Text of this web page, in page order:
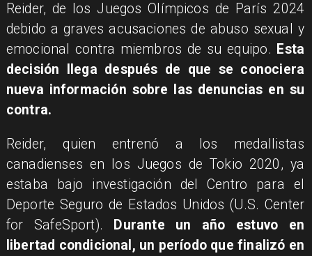
Reider, de los Juegos Olímpicos de París 2024
debido a graves acusaciones de abuso sexual y
emocional contra miembros de su equipo. Esta
decisión llega después de que se conociera
nueva información sobre las denuncias en su
contra.
Reider, quien entrenó a los medallistas
canadienses en los Juegos de Tokio 2020, ya
estaba bajo investigación del Centro para el
Deporte Seguro de Estados Unidos (U.S. Center
for SafeSport).
Durante un año estuvo en
libertad condicional, un período que finalizó en